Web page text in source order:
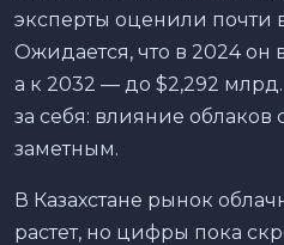
эксперты оценили почти
Ожидается, что в 2024 он
а к 2032 — до $2,292
за себя: влияние облаков
заметным.
В Казахстане рынок
растет, но цифры пока